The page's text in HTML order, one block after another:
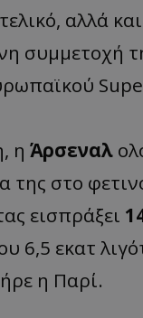
αλλά
συμμετοχή
η Άρσεναλ
της στο
εισπράξει
6,5 εκατ
η Παρί.